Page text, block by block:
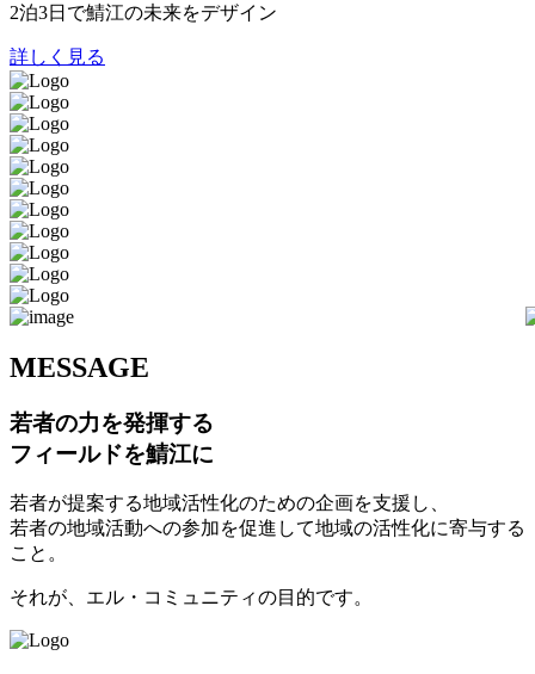
2泊3日で鯖江の未来をデザイン
詳しく見る
MESSAGE
若者の力を発揮する
フィールドを鯖江に
若者が提案する地域活性化のための企画を支援し、
若者の地域活動への参加を促進して地域の活性化に寄与する
こと。
それが、エル・コミュニティの目的です。